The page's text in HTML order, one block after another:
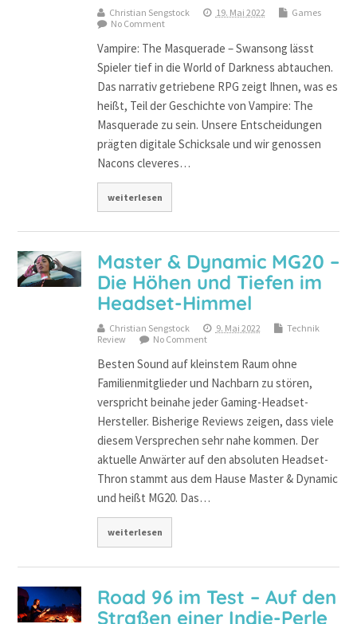
Christian Sengstock 19. Mai 2022
Games
No Comment
Vampire: The Masquerade – Swansong lässt
Spieler tief in die World of Darkness abtauchen.
Das narrativ getriebene RPG zeigt Ihnen, was es
heißt, Teil der Geschichte von Vampire: The
Masquerade zu sein. Unsere Entscheidungen
prägten digitale Schicksale und wir genossen
Nacons cleveres…
weiterlesen
Master & Dynamic MG20 –
Die Höhen und Tiefen im
Headset-Himmel
Christian Sengstock 9. Mai 2022
Technik
Review
No Comment
Besten Sound auf kleinstem Raum ohne
Familienmitglieder und Nachbarn zu stören,
verspricht beinahe jeder Gaming-Headset-
Hersteller. Bisherige Reviews zeigen, dass viele
diesem Versprechen sehr nahe kommen. Der
aktuelle Anwärter auf den absoluten Headset-
Thron stammt aus dem Hause Master & Dynamic
und heißt MG20. Das…
weiterlesen
Road 96 im Test – Auf den
Straßen einer Indie-Perle